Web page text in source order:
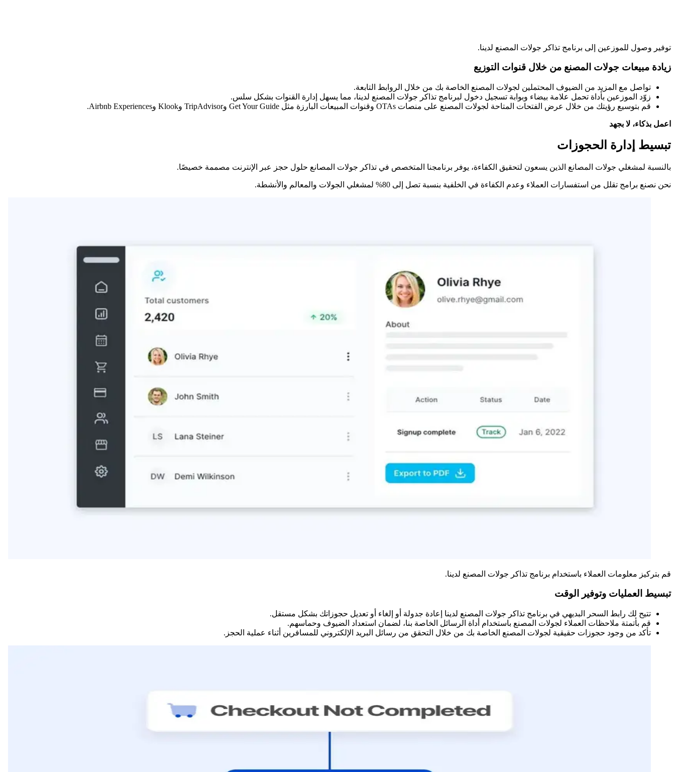
توفير وصول للموزعين إلى برنامج تذاكر جولات المصنع لدينا.
زيادة مبيعات جولات المصنع من خلال قنوات التوزيع
تواصل مع المزيد من الضيوف المحتملين لجولات المصنع الخاصة بك من خلال الروابط التابعة.
زوّد الموزعين بأداة تحمل علامة بيضاء وبوابة تسجيل دخول لبرنامج تذاكر جولات المصنع لدينا، مما يسهل إدارة القنوات بشكل سلس.
قم بتوسيع رؤيتك من خلال عرض الفتحات المتاحة لجولات المصنع على منصات OTAs وقنوات المبيعات البارزة مثل Get Your Guide وTripAdvisor وKlook وAirbnb Experiences.
اعمل بذكاء، لا بجهد
تبسيط إدارة الحجوزات
بالنسبة لمشغلي جولات المصانع الذين يسعون لتحقيق الكفاءة، يوفر برنامجنا المتخصص في تذاكر جولات المصانع حلول حجز عبر الإنترنت مصممة خصيصًا.
نحن نصنع برامج تقلل من استفسارات العملاء وعدم الكفاءة في الخلفية بنسبة تصل إلى 80% لمشغلي الجولات والمعالم والأنشطة.
قم بتركيز معلومات العملاء باستخدام برنامج تذاكر جولات المصنع لدينا.
تبسيط العمليات وتوفير الوقت
تتيح لك رابط السحر البديهي في برنامج تذاكر جولات المصنع لدينا إعادة جدولة أو إلغاء أو تعديل حجوزاتك بشكل مستقل.
قم بأتمتة ملاحظات العملاء لجولات المصنع باستخدام أداة الرسائل الخاصة بنا، لضمان استعداد الضيوف وحماسهم.
تأكد من وجود حجوزات حقيقية لجولات المصنع الخاصة بك من خلال التحقق من رسائل البريد الإلكتروني للمسافرين أثناء عملية الحجز.